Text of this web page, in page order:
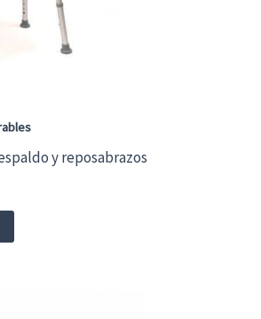
y reposabrazos